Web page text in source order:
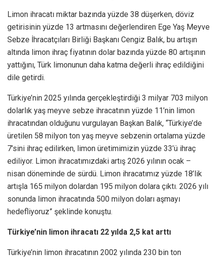
Limon ihracatı miktar bazında yüzde 38 düşerken, döviz
getirisinin yüzde 13 artmasını değerlendiren Ege Yaş Meyve
Sebze İhracatçıları Birliği Başkanı Cengiz Balık, bu artışın
altında limon ihraç fiyatının dolar bazında yüzde 80 artışının
yattığını, Türk limonunun daha katma değerli ihraç edildiğini
dile getirdi.
Türkiye’nin 2025 yılında gerçekleştirdiği 3 milyar 703 milyon
dolarlık yaş meyve sebze ihracatının yüzde 11’nin limon
ihracatından olduğunu vurgulayan Başkan Balık, “Türkiye’de
üretilen 58 milyon ton yaş meyve sebzenin ortalama yüzde
7’sini ihraç edilirken, limon üretimimizin yüzde 33’ü ihraç
ediliyor. Limon ihracatımızdaki artış 2026 yılının ocak –
nisan döneminde de sürdü. Limon ihracatımız yüzde 18’lik
artışla 165 milyon dolardan 195 milyon dolara çıktı. 2026 yılı
sonunda limon ihracatında 500 milyon doları aşmayı
hedefliyoruz” şeklinde konuştu.
Türkiye’nin limon ihracatı 22 yılda 2,5 kat arttı
Türkiye’nin limon ihracatının 2002 yılında 230 bin ton